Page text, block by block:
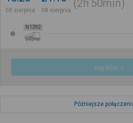
08 sierpnia 08 sierpnia
2h 50min
N1392
Kup Bilet
Późniejsze